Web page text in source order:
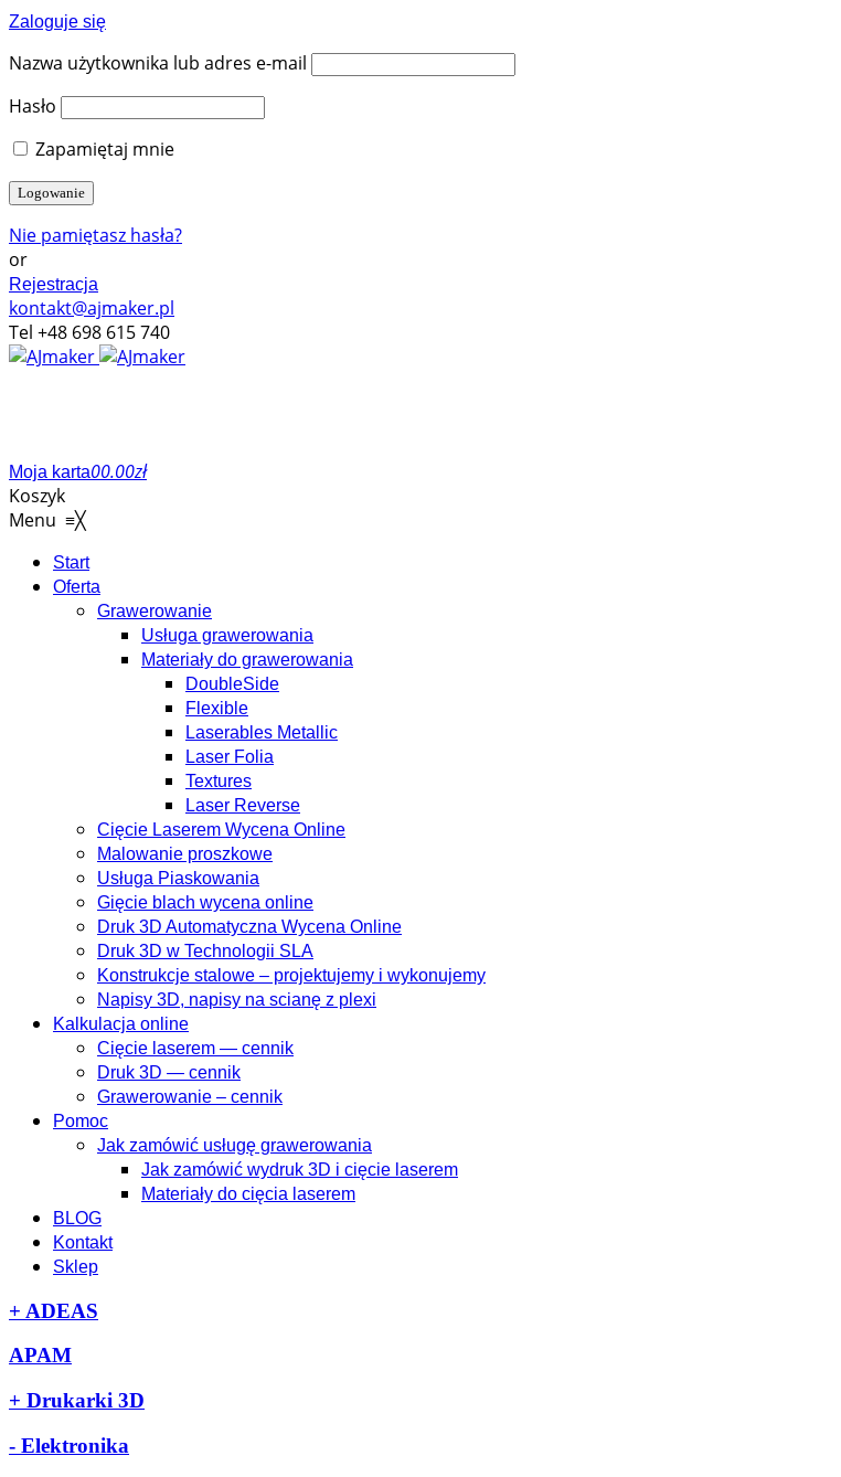
Zaloguje się
Nazwa użytkownika lub adres e-mail
Hasło
Zapamiętaj mnie
Nie pamiętasz hasła?
or
Rejestracja
kontakt@ajmaker.pl
Tel +48 698 615 740
Moja karta00.00zł
Koszyk
Menu ≡╳
Start
Oferta
Grawerowanie
Usługa grawerowania
Materiały do grawerowania
DoubleSide
Flexible
Laserables Metallic
Laser Folia
Textures
Laser Reverse
Cięcie Laserem Wycena Online
Malowanie proszkowe
Usługa Piaskowania
Gięcie blach wycena online
Druk 3D Automatyczna Wycena Online
Druk 3D w Technologii SLA
Konstrukcje stalowe – projektujemy i wykonujemy
Napisy 3D, napisy na scianę z plexi
Kalkulacja online
Cięcie laserem — cennik
Druk 3D — cennik
Grawerowanie – cennik
Pomoc
Jak zamówić usługę grawerowania
Jak zamówić wydruk 3D i cięcie laserem
Materiały do cięcia laserem
BLOG
Kontakt
Sklep
+ ADEAS
APAM
+ Drukarki 3D
- Elektronika